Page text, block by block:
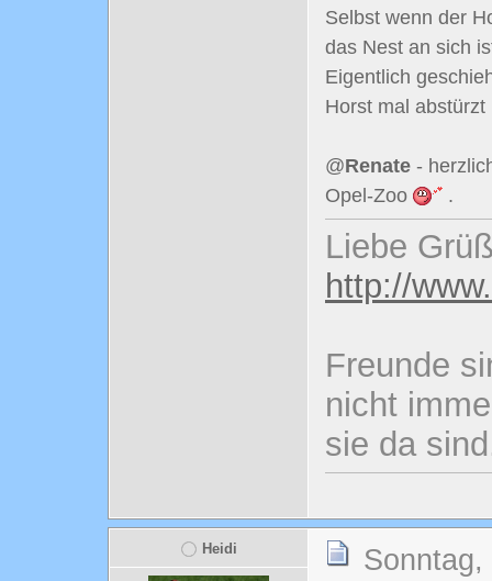
Selbst wenn der
das Nest an sich
Eigentlich
Horst mal abstürzt
@Renate -
Opel-Zoo
.
Liebe
http://
Freunde
nicht
sie da
Heidi